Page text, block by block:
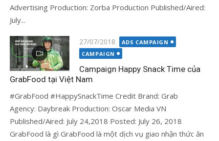
Advertising Production: Zorba Production Published/Aired:
July...
Đăng
vào
27/07/2018
ADS CAMPAIGN
CAMPAIGN
Campaign Happy Snack Time của
GrabFood tại Việt Nam
#GrabFood #HappySnackTime Credit Brand: Grab
Agency: Daybreak Production: Oscar Media VN
Published/Aired: July 24,2018 Posted: July 26, 2018
GrabFood là gì GrabFood là một dịch vụ giao nhận thức ăn